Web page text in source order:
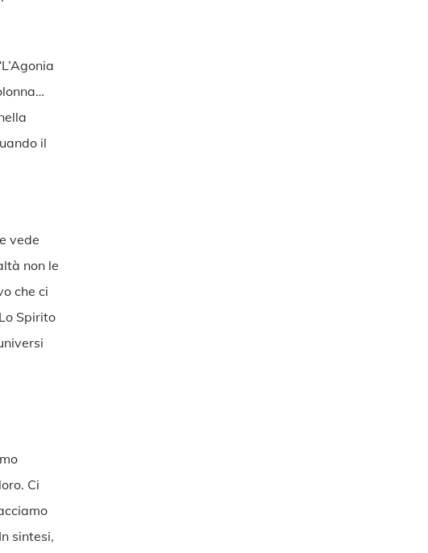
il
vede
non le
che ci
Spirito
Ci
sintesi,